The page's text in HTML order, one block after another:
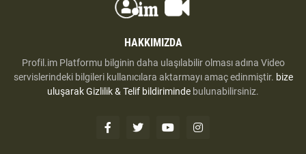
HAKKIMIZDA
Profil.im Platformu bilginin daha ulaşılabilir olması adına Video
servislerindeki bilgileri kullanıcılara aktarmayı amaç edinmiştir. bize
uluşarakGizlilik & Telif bildiriminde bulunabilirsiniz.